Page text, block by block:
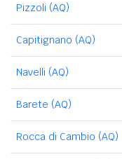
Pizzoli (AQ)
Capitignano (AQ)
Navelli (AQ)
Barete (AQ)
Rocca di Cambio (AQ)